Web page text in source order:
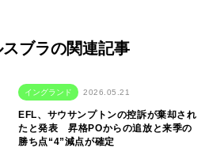
スブラの関連記事
イングランド 2026.05.21
EFL、サウサンプトンの控訴が棄却され
たと発表 昇格POからの追放と来季の
勝ち点“4”減点が確定